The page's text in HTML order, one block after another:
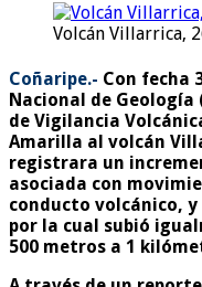
Volcán Villarrica,
Coñaripe.- Con fecha
Nacional de Geología
de Vigilancia
Amarilla al volcán
registrara un
asociada con
conducto volcánico,
por la cual subió
500 metros a 1